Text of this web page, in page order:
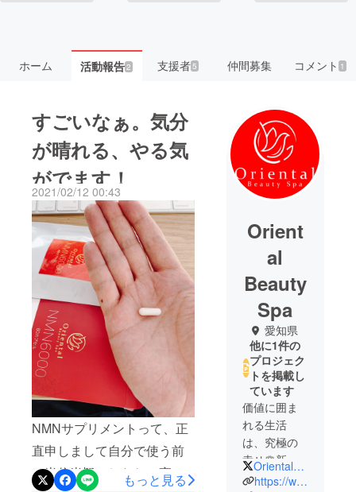
ホーム 活動報告2 支援者5 仲間募集 コメント 1
すごいなぁ。気分
が晴れる、やる気
がでます！
2021/02/12 00:43
NMNサプリメントって、正
直申しまして自分で使う前
は半信半疑でしたね。実際
もっと見る
Orient
al
Beauty
Spa
愛知県
他に1件の
プロジェク
トを掲載し
ています
価値に囲ま
れる生活
は、究極の
幸せ🌹新し
いライフス
OrientalBeauty9
https://www.orientalbeautyspa.jp